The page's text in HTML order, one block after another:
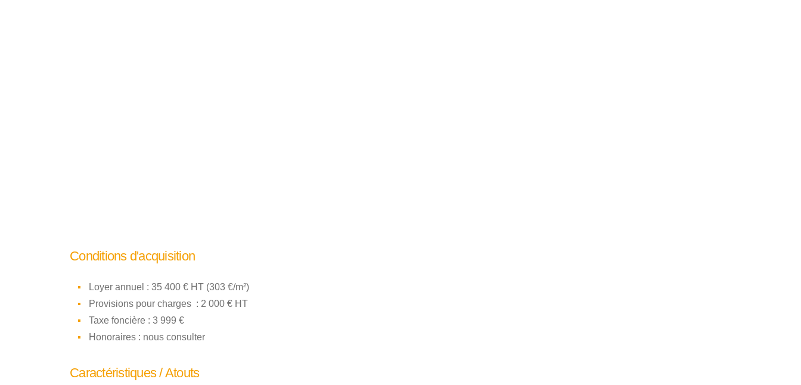
Conditions d'acquisition
Loyer annuel : 35 400 € HT (303 €/m²)
Provisions pour charges : 2 000 € HT
Taxe foncière : 3 999 €
Honoraires : nous consulter
Caractéristiques / Atouts